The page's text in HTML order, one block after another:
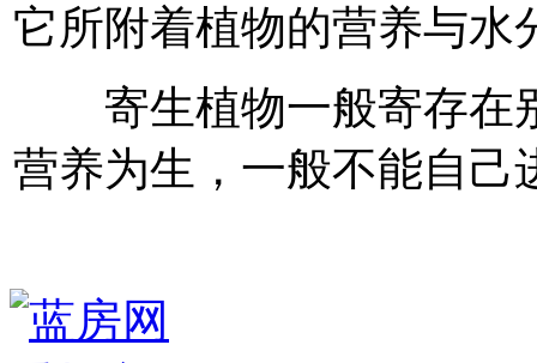
它所附着植物的营养与水
寄生植物一般寄存在
营养为生，一般不能自己